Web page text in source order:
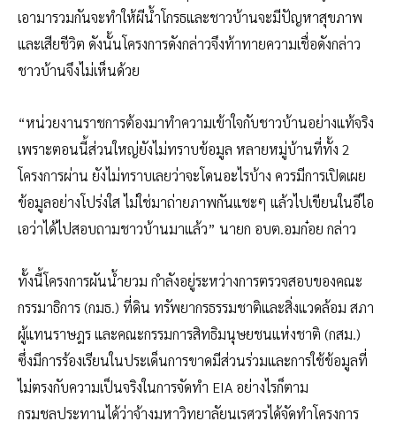
เอามารวมกันจะทำให้ผีน้ำโกรธและชาวบ้านจะมีปัญหาสุขภาพ
และเสียชีวิต ดังนั้นโครงการดังกล่าวจึงท้าทายความเชื่อดังกล่าว
ชาวบ้านจึงไม่เห็นด้วย
“หน่วยงานราชการต้องมาทำความเข้าใจกับชาวบ้านอย่างแท้จริง
เพราะตอนนี้ส่วนใหญ่ยังไม่ทราบข้อมูล หลายหมู่บ้านที่ทั้ง 2
โครงการผ่าน ยังไม่ทราบเลยว่าจะโดนอะไรบ้าง ควรมีการเปิดเผย
ข้อมูลอย่างโปร่งใส ไม่ใช่มาถ่ายภาพกันแชะๆ แล้วไปเขียนในอีไอ
เอว่าได้ไปสอบถามชาวบ้านมาแล้ว” นายก อบต.อมก๋อย กล่าว
ทั้งนี้โครงการผันน้ำยวม กำลังอยู่ระหว่างการตรวจสอบของคณะ
กรรมาธิการ (กมธ.) ที่ดิน ทรัพยากรธรรมชาติและสิ่งแวดล้อม สภา
ผู้แทนราษฎร และคณะกรรมการสิทธิมนุษยชนแห่งชาติ (กสม.)
ซึ่งมีการร้องเรียนในประเด็นการขาดมีส่วนร่วมและการใช้ข้อมูลที่
ไม่ตรงกับความเป็นจริงในการจัดทำ EIA อย่างไรก็ตาม
กรมชลประทานได้ว่าจ้างมหาวิทยาลัยนเรศวรได้จัดทำโครงการ